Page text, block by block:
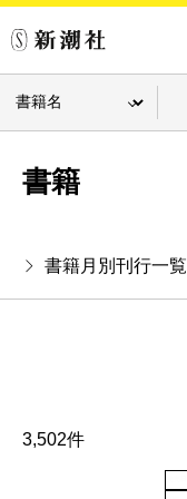
書籍
書籍月別刊行一覧
3,502件